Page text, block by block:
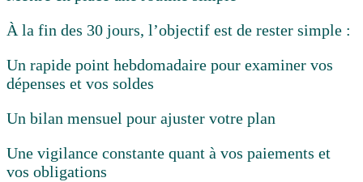
À la fin des 30 jours, l’objectif est de rester simple :
Un rapide point hebdomadaire pour examiner vos
dépenses et vos soldes
Un bilan mensuel pour ajuster votre plan
Une vigilance constante quant à vos paiements et
vos obligations